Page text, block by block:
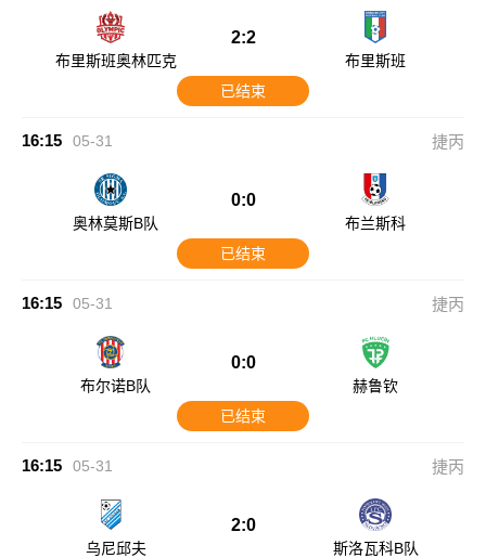
布里斯班奥林匹克
2:2
布里斯班
已结束
16:15 05-31 捷丙
奥林莫斯B队
0:0
布兰斯科
已结束
16:15 05-31 捷丙
布尔诺B队
0:0
赫鲁钦
已结束
16:15 05-31 捷丙
乌尼邱夫
2:0
斯洛瓦科B队